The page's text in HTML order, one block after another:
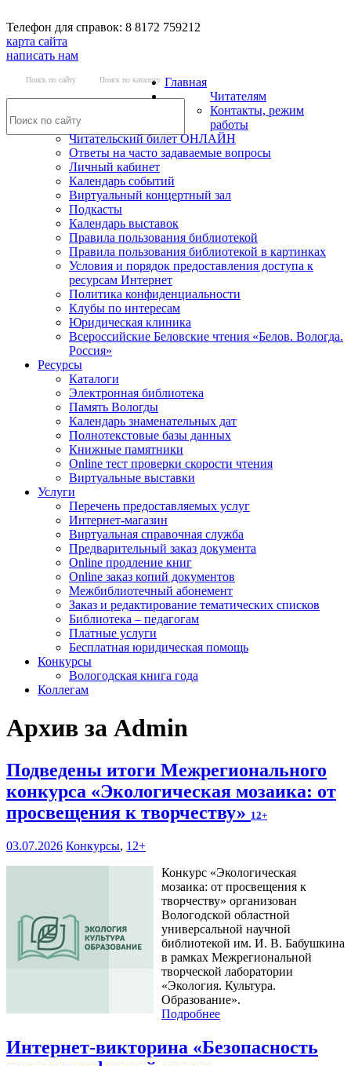
Телефон для справок: 8 8172 759212
карта сайта
написать нам
Поиск по сайту Поиск по каталогу Главная
Читателям
Контакты, режим
работы
Читательский билет ОНЛАЙН
Ответы на часто задаваемые вопросы
Личный кабинет
Календарь событий
Виртуальный концертный зал
Подкасты
Календарь выставок
Правила пользования библиотекой
Правила пользования библиотекой в картинках
Условия и порядок предоставления доступа к
ресурсам Интернет
Политика конфиденциальности
Клубы по интересам
Юридическая клиника
Всероссийские Беловские чтения «Белов. Вологда.
Россия»
Ресурсы
Каталоги
Электронная библиотека
Память Вологды
Календарь знаменательных дат
Полнотекстовые базы данных
Книжные памятники
Online тест проверки скорости чтения
Виртуальные выставки
Услуги
Перечень предоставляемых услуг
Интернет-магазин
Виртуальная справочная служба
Предварительный заказ документа
Online продление книг
Online заказ копий документов
Межбиблиотечный абонемент
Заказ и редактирование тематических списков
Библиотека – педагогам
Платные услуги
Бесплатная юридическая помощь
Конкурсы
Вологодская книга года
Коллегам
Архив за Admin
Подведены итоги Межрегионального
конкурса «Экологическая мозаика: от
просвещения к творчеству» 12+
03.07.2026 Конкурсы, 12+
Конкурс «Экологическая
мозаика: от просвещения к
творчеству» организован
Вологодской областной
универсальной научной
библиотекой им. И. В. Бабушкина
в рамках Межрегиональной
творческой лаборатории
«Экология. Культура.
Образование».
Подробнее
Интернет-викторина «Безопасность